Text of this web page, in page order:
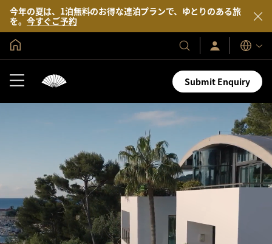
今年の夏は、1泊無料のお得な連泊プランで、ゆとりのある旅
を。 今すぐご予約
当
社
の
ホ
ー
ト
サ
イ
ン
／
ぐ
会
表
示
言
語
Submit Enquiry